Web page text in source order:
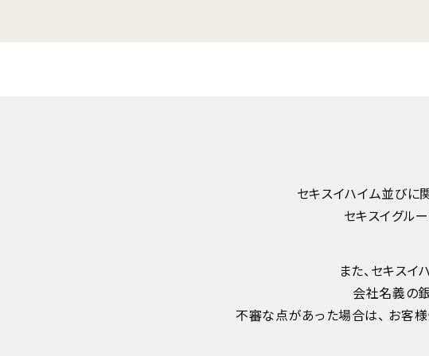
セキスイハイム並びに
セキスイグル
また、セキス
会社名義の
不審な点があった場合は、 お客様